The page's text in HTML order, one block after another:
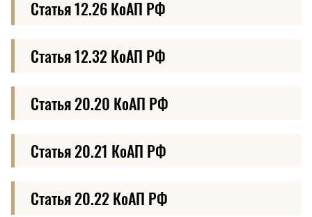
Статья 12.26 КоАП РФ
Статья 12.32 КоАП РФ
Статья 20.20 КоАП РФ
Статья 20.21 КоАП РФ
Статья 20.22 КоАП РФ